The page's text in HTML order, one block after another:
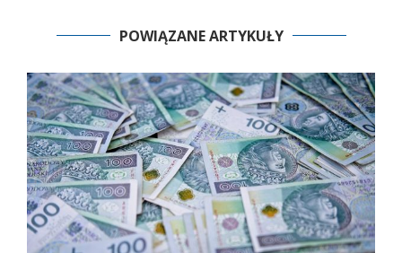
POWIĄZANE ARTYKUŁY